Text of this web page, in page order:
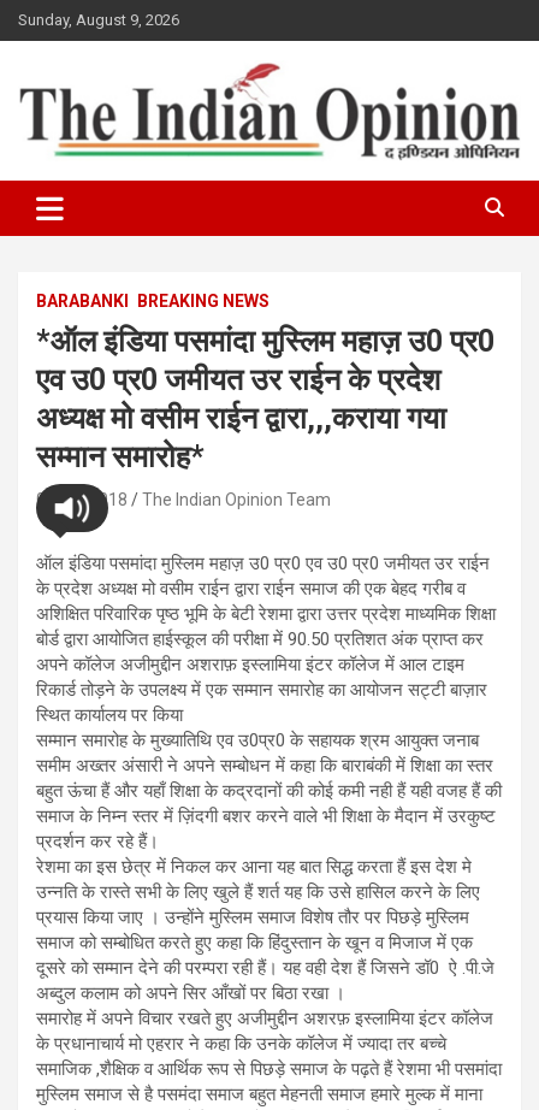
Skip
to
Sunday, August 9, 2026
Indian Opinion News
BARABANKI BREAKING NEWS
*ऑल इंडिया पसमांदा मुस्लिम महाज़ उ0 प्र0
एव उ0 प्र0 जमीयत उर राईन के प्रदेश
अध्यक्ष मो वसीम राईन द्वारा,,,कराया गया
सम्मान समारोह*
07/05/2018 The Indian Opinion Team
ऑल इंडिया पसमांदा मुस्लिम महाज़ उ0 प्र0 एव उ0 प्र0 जमीयत उर राईन
के प्रदेश अध्यक्ष मो वसीम राईन द्वारा राईन समाज की एक बेहद गरीब व
अशिक्षित परिवारिक पृष्ठ भूमि के बेटी रेशमा द्वारा उत्तर प्रदेश माध्यमिक शिक्षा
बोर्ड द्वारा आयोजित हाईस्कूल की परीक्षा में 90.50 प्रतिशत अंक प्राप्त कर
अपने कॉलेज अजीमुद्दीन अशराफ़ इस्लामिया इंटर कॉलेज में आल टाइम
रिकार्ड तोड़ने के उपलक्ष्य में एक सम्मान समारोह का आयोजन सट्टी बाज़ार
स्थित कार्यालय पर किया
सम्मान समारोह के मुख्यातिथि एव उ0प्र0 के सहायक श्रम आयुक्त जनाब
समीम अख्तर अंसारी ने अपने सम्बोधन में कहा कि बाराबंकी में शिक्षा का स्तर
बहुत ऊंचा हैं और यहाँ शिक्षा के कद्रदानों की कोई कमी नही हैं यही वजह हैं की
समाज के निम्न स्तर में ज़िंदगी बशर करने वाले भी शिक्षा के मैदान में उरकुष्ट
प्रदर्शन कर रहे हैं।
रेशमा का इस छेत्र में निकल कर आना यह बात सिद्ध करता हैं इस देश मे
उन्नति के रास्ते सभी के लिए खुले हैं शर्त यह कि उसे हासिल करने के लिए
प्रयास किया जाए । उन्होंने मुस्लिम समाज विशेष तौर पर पिछड़े मुस्लिम
समाज को सम्बोधित करते हुए कहा कि हिंदुस्तान के खून व मिजाज में एक
दूसरे को सम्मान देने की परम्परा रही हैं। यह वही देश हैं जिसने डॉ0 ऐ .पी.जे
अब्दुल कलाम को अपने सिर आँखों पर बिठा रखा ।
समारोह में अपने विचार रखते हुए अजीमुद्दीन अशरफ़ इस्लामिया इंटर कॉलेज
के प्रधानाचार्य मो एहरार ने कहा कि उनके कॉलेज में ज्यादा तर बच्चे
समाजिक ,शैक्षिक व आर्थिक रूप से पिछड़े समाज के पढ़ते हैं रेशमा भी पसमांदा
मुस्लिम समाज से है पसमंदा समाज बहुत मेहनती समाज हमारे मुल्क में माना